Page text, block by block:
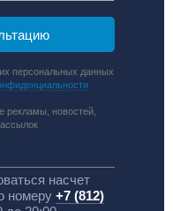
персональных данных
рекламы, новостей,
насчет
номеру +7 (812)